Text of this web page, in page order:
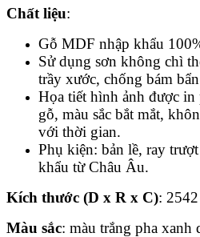
Chất liệu:
Gỗ MDF nhập khẩu
Sử dụng sơn không chì
trầy xước, chống bám
Họa tiết hình ảnh được
gỗ, màu sắc bắt mắt,
với thời gian.
Phụ kiện: bản lề, ray
khẩu từ Châu Âu.
Kích thước (D x R x C):
Màu sắc: màu trắng pha xanh